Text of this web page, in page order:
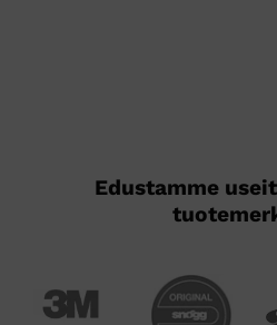
Edustamme